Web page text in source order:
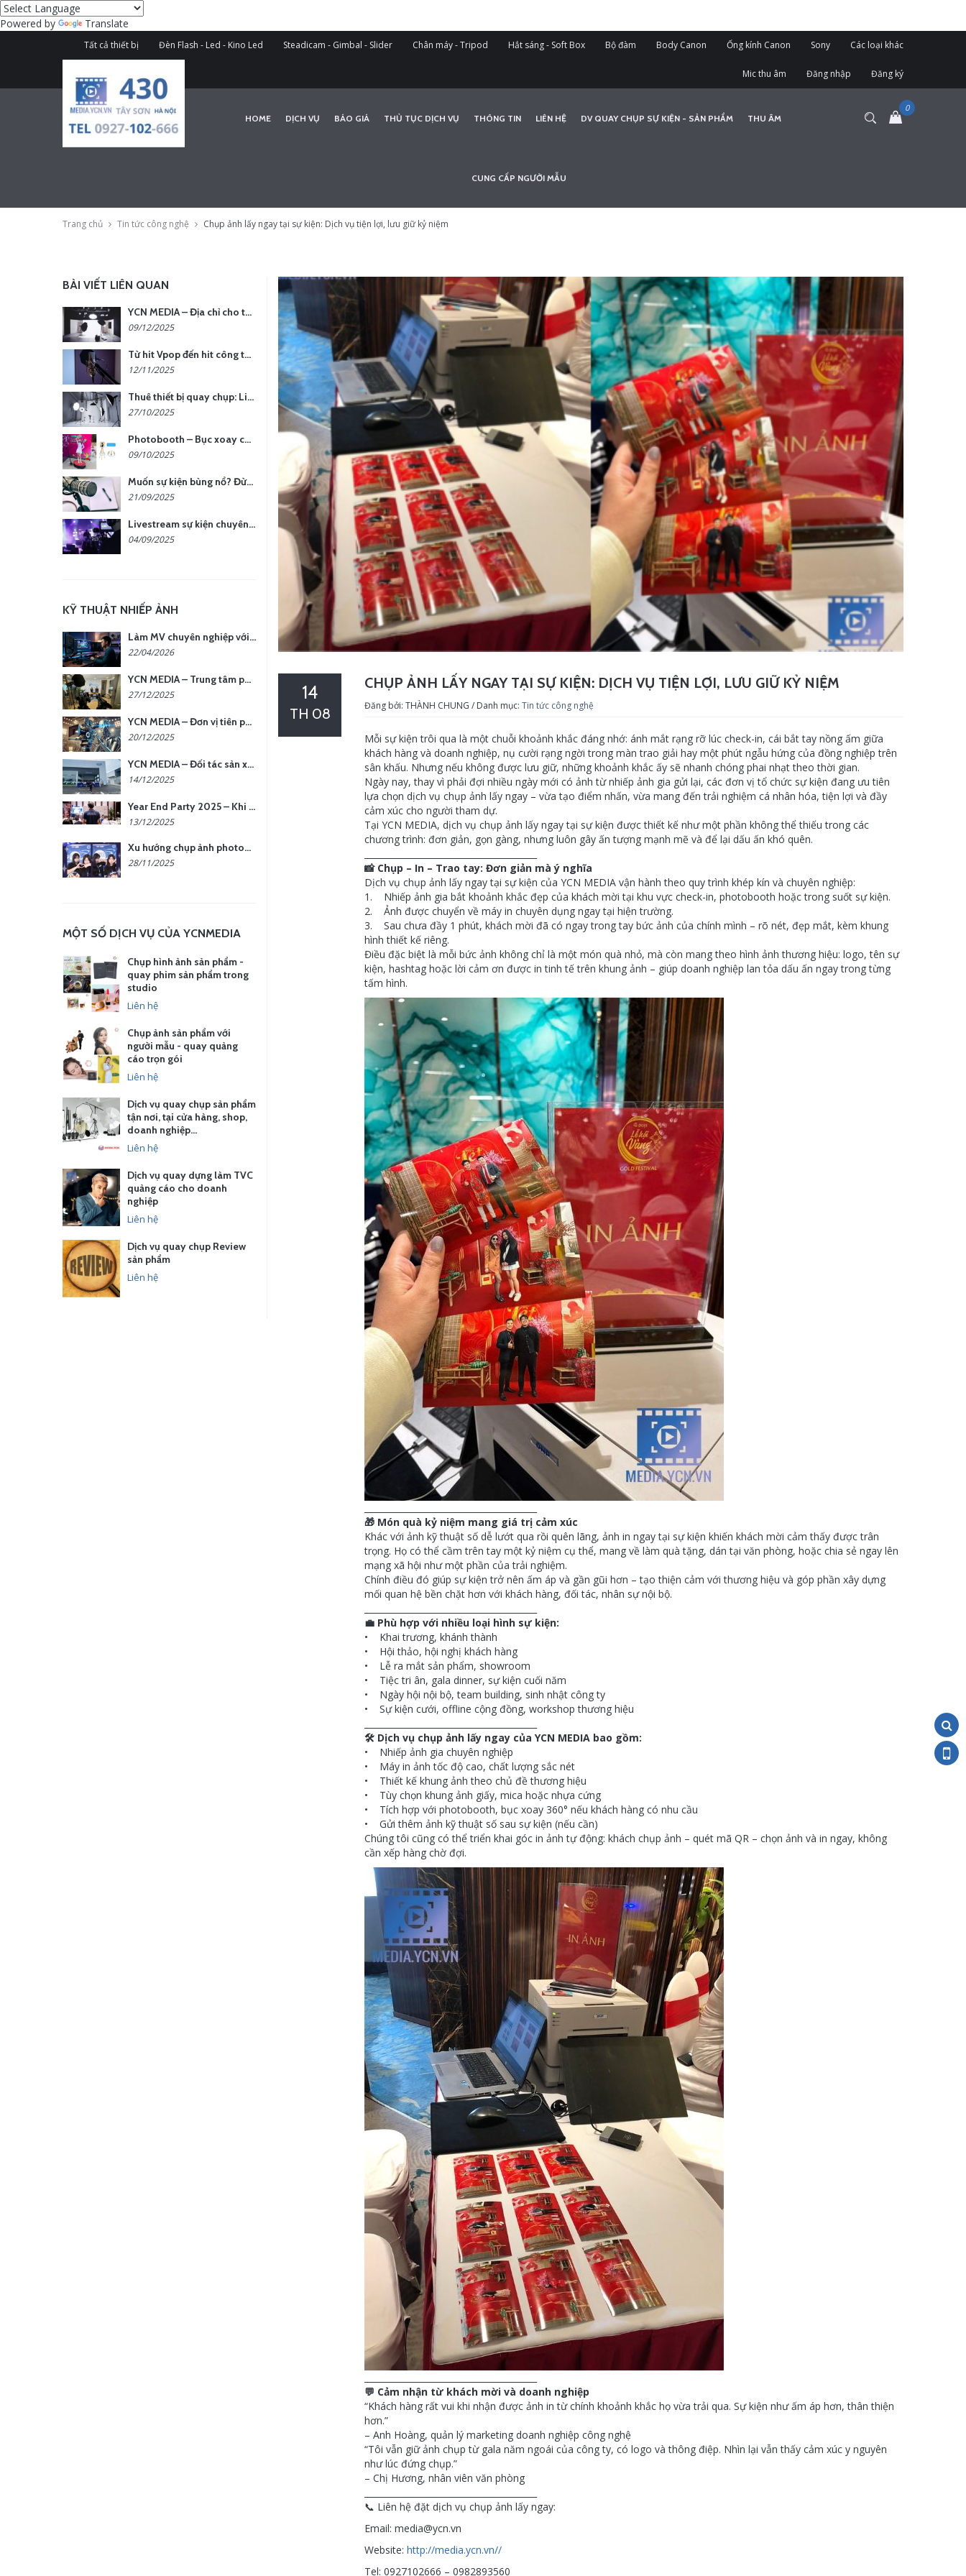
Powered by Translate
Tất cả thiết bị Đèn Flash - Led - Kino Led Steadicam - Gimbal - Slider Chân máy - Tripod Hắt sáng - Soft Box Bộ đàm Body Canon Ống kính Canon Sony Các loại khác
Mic thu âm Đăng nhập Đăng ký
HOME DỊCH VỤ BÁO GIÁ THỦ TỤC DỊCH VỤ THÔNG TIN LIÊN HỆ DV QUAY CHỤP SỰ KIỆN - SẢN PHẨM THU ÂM
CUNG CẤP NGƯỜI MẪU
Trang chủ Tin tức công nghệ Chụp ảnh lấy ngay tại sự kiện: Dịch vụ tiện lợi, lưu giữ kỷ niệm
CHỤP ẢNH LẤY NGAY TẠI SỰ KIỆN: DỊCH VỤ TIỆN LỢI, LƯU GIỮ KỶ NIỆM
14
TH 08 Đăng bởi: THÀNH CHUNG / Danh mục: Tin tức công nghệ
Mỗi sự kiện trôi qua là một chuỗi khoảnh khắc đáng nhớ: ánh mắt rạng rỡ lúc check-in, cái bắt tay nồng ấm giữa
khách hàng và doanh nghiệp, nụ cười rạng ngời trong màn trao giải hay một phút ngẫu hứng của đồng nghiệp trên
sân khấu. Nhưng nếu không được lưu giữ, những khoảnh khắc ấy sẽ nhanh chóng phai nhạt theo thời gian.
Ngày nay, thay vì phải đợi nhiều ngày mới có ảnh từ nhiếp ảnh gia gửi lại, các đơn vị tổ chức sự kiện đang ưu tiên
lựa chọn dịch vụ chụp ảnh lấy ngay – vừa tạo điểm nhấn, vừa mang đến trải nghiệm cá nhân hóa, tiện lợi và đầy
cảm xúc cho người tham dự.
Tại YCN MEDIA, dịch vụ chụp ảnh lấy ngay tại sự kiện được thiết kế như một phần không thể thiếu trong các
chương trình: đơn giản, gọn gàng, nhưng luôn gây ấn tượng mạnh mẽ và để lại dấu ấn khó quên.
📸 Chụp – In – Trao tay: Đơn giản mà ý nghĩa
Dịch vụ chụp ảnh lấy ngay tại sự kiện của YCN MEDIA vận hành theo quy trình khép kín và chuyên nghiệp:
1. Nhiếp ảnh gia bắt khoảnh khắc đẹp của khách mời tại khu vực check-in, photobooth hoặc trong suốt sự kiện.
2. Ảnh được chuyển về máy in chuyên dụng ngay tại hiện trường.
3. Sau chưa đầy 1 phút, khách mời đã có ngay trong tay bức ảnh của chính mình – rõ nét, đẹp mắt, kèm khung
hình thiết kế riêng.
Điều đặc biệt là mỗi bức ảnh không chỉ là một món quà nhỏ, mà còn mang theo hình ảnh thương hiệu: logo, tên sự
kiện, hashtag hoặc lời cảm ơn được in tinh tế trên khung ảnh – giúp doanh nghiệp lan tỏa dấu ấn ngay trong từng
tấm hình.
🎁 Món quà kỷ niệm mang giá trị cảm xúc
Khác với ảnh kỹ thuật số dễ lướt qua rồi quên lãng, ảnh in ngay tại sự kiện khiến khách mời cảm thấy được trân
trọng. Họ có thể cầm trên tay một kỷ niệm cụ thể, mang về làm quà tặng, dán tại văn phòng, hoặc chia sẻ ngay lên
mạng xã hội như một phần của trải nghiệm.
Chính điều đó giúp sự kiện trở nên ấm áp và gần gũi hơn – tạo thiện cảm với thương hiệu và góp phần xây dựng
mối quan hệ bền chặt hơn với khách hàng, đối tác, nhân sự nội bộ.
💼 Phù hợp với nhiều loại hình sự kiện:
• Khai trương, khánh thành
• Hội thảo, hội nghị khách hàng
• Lễ ra mắt sản phẩm, showroom
• Tiệc tri ân, gala dinner, sự kiện cuối năm
• Ngày hội nội bộ, team building, sinh nhật công ty
• Sự kiện cưới, offline cộng đồng, workshop thương hiệu
🛠️ Dịch vụ chụp ảnh lấy ngay của YCN MEDIA bao gồm:
• Nhiếp ảnh gia chuyên nghiệp
• Máy in ảnh tốc độ cao, chất lượng sắc nét
• Thiết kế khung ảnh theo chủ đề thương hiệu
• Tùy chọn khung ảnh giấy, mica hoặc nhựa cứng
• Tích hợp với photobooth, bục xoay 360° nếu khách hàng có nhu cầu
• Gửi thêm ảnh kỹ thuật số sau sự kiện (nếu cần)
Chúng tôi cũng có thể triển khai góc in ảnh tự động: khách chụp ảnh – quét mã QR – chọn ảnh và in ngay, không
cần xếp hàng chờ đợi.
💬 Cảm nhận từ khách mời và doanh nghiệp
“Khách hàng rất vui khi nhận được ảnh in từ chính khoảnh khắc họ vừa trải qua. Sự kiện như ấm áp hơn, thân thiện
hơn.”
– Anh Hoàng, quản lý marketing doanh nghiệp công nghệ
“Tôi vẫn giữ ảnh chụp từ gala năm ngoái của công ty, có logo và thông điệp. Nhìn lại vẫn thấy cảm xúc y nguyên
như lúc đứng chụp.”
– Chị Hương, nhân viên văn phòng
📞 Liên hệ đặt dịch vụ chụp ảnh lấy ngay:
Email: media@ycn.vn
Website: http://media.ycn.vn//
Tel: 0927102666 – 0982893560
BÀI VIẾT LIÊN QUAN
YCN MEDIA – Địa chỉ cho thuê thiết bị quay chụp uy tín tại Hà Nội
09/12/2025
Từ hit Vpop đến hit công ty: Khi doanh nghiệp muốn tạo dấu ấn với lời hát riêng
12/11/2025
Thuê thiết bị quay chụp: Linh hoạt, tiết kiệm, hiệu quả
27/10/2025
Photobooth – Bục xoay check-in: Tạo điểm nhấn cho sự kiện của bạn
09/10/2025
Muốn sự kiện bùng nổ? Đừng quên phần lời hát đậm chất riêng
21/09/2025
Livestream sự kiện chuyên nghiệp: Tăng tương tác, nâng tầm thương hiệu
04/09/2025
KỸ THUẬT NHIẾP ẢNH
Làm MV chuyên nghiệp với chi phí tối ưu: nên chọn quay thực tế hay video AI?
22/04/2026
YCN MEDIA – Trung tâm phụ kiện quay chụp tại Hà Nội
27/12/2025
YCN MEDIA – Đơn vị tiên phong sản xuất hình ảnh & âm thanh bằng AI tại Hà Nội
20/12/2025
YCN MEDIA – Đối tác sản xuất hình ảnh chuyên nghiệp cho doanh nghiệp tại Hà Nội
14/12/2025
Year End Party 2025 – Khi Khoảnh Khắc Trở Thành Dấu Ấn | Gói Ưu Đãi Tháng 12 Từ YCN Media
13/12/2025
Xu hướng chụp ảnh photobooth tại các sự kiện hiện nay
28/11/2025
MỘT SỐ DỊCH VỤ CỦA YCNMEDIA
Chụp hình ảnh sản phẩm -
quay phim sản phẩm trong
studio
Liên hệ
Chụp ảnh sản phẩm với
người mẫu - quay quảng
cáo trọn gói
Liên hệ
Dịch vụ quay chụp sản phẩm
tận nơi, tại cửa hàng, shop,
doanh nghiệp…
Liên hệ
Dịch vụ quay dựng làm TVC
quảng cáo cho doanh
nghiệp
Liên hệ
Dịch vụ quay chụp Review
sản phẩm
Liên hệ